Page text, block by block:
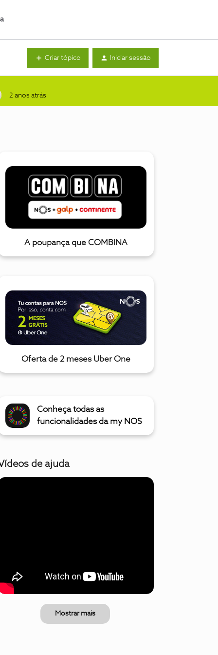
Criar tópico Iniciar sessão
2 anos atrás
A poupança que COMBINA
Oferta de 2 meses Uber One
Conheça todas as
funcionalidades da my NOS
de ajuda
Mostrar mais